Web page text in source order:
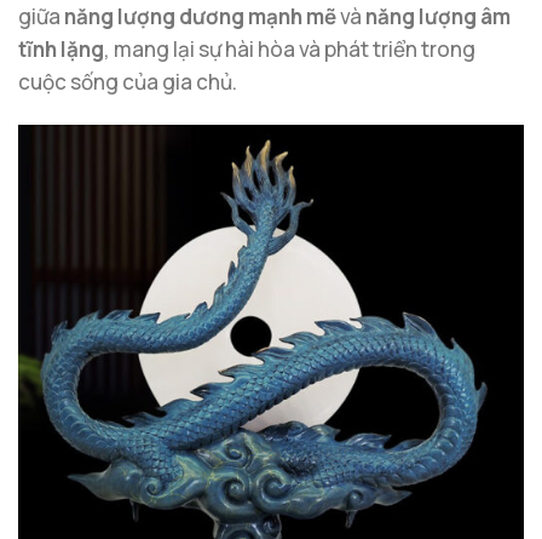
giữa năng lượng dương mạnh mẽvà năng lượng âm
tĩnh lặng, mang lại sự hài hòa và phát triển trong
cuộc sống của gia chủ.